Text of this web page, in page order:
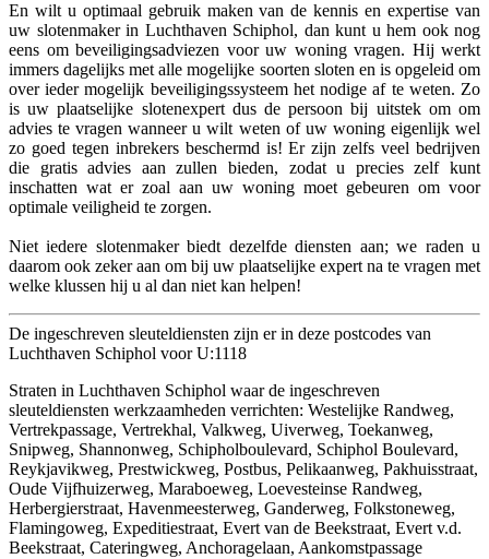
En wilt u optimaal gebruik maken van de kennis en expertise van
uw slotenmaker in Luchthaven Schiphol, dan kunt u hem ook nog
eens om beveiligingsadviezen voor uw woning vragen. Hij werkt
immers dagelijks met alle mogelijke soorten sloten en is opgeleid om
over ieder mogelijk beveiligingssysteem het nodige af te weten. Zo
is uw plaatselijke slotenexpert dus de persoon bij uitstek om om
advies te vragen wanneer u wilt weten of uw woning eigenlijk wel
zo goed tegen inbrekers beschermd is! Er zijn zelfs veel bedrijven
die gratis advies aan zullen bieden, zodat u precies zelf kunt
inschatten wat er zoal aan uw woning moet gebeuren om voor
optimale veiligheid te zorgen.
Niet iedere slotenmaker biedt dezelfde diensten aan; we raden u
daarom ook zeker aan om bij uw plaatselijke expert na te vragen met
welke klussen hij u al dan niet kan helpen!
De ingeschreven sleuteldiensten zijn er in deze postcodes van
Luchthaven Schiphol voor U:1118
Straten in Luchthaven Schiphol waar de ingeschreven
sleuteldiensten werkzaamheden verrichten: Westelijke Randweg,
Vertrekpassage, Vertrekhal, Valkweg, Uiverweg, Toekanweg,
Snipweg, Shannonweg, Schipholboulevard, Schiphol Boulevard,
Reykjavikweg, Prestwickweg, Postbus, Pelikaanweg, Pakhuisstraat,
Oude Vijfhuizerweg, Maraboeweg, Loevesteinse Randweg,
Herbergierstraat, Havenmeesterweg, Ganderweg, Folkstoneweg,
Flamingoweg, Expeditiestraat, Evert van de Beekstraat, Evert v.d.
Beekstraat, Cateringweg, Anchoragelaan, Aankomstpassage